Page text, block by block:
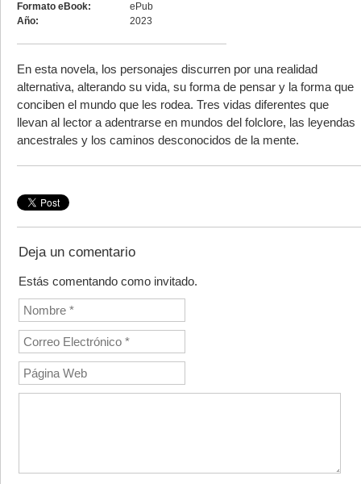
Formato eBook:
ePub
Año:
2023
En esta novela, los personajes discurren por una realidad
alternativa, alterando su vida, su forma de pensar y la forma que
conciben el mundo que les rodea. Tres vidas diferentes que
llevan al lector a adentrarse en mundos del folclore, las leyendas
ancestrales y los caminos desconocidos de la mente.
Deja un comentario
Estás comentando como invitado.